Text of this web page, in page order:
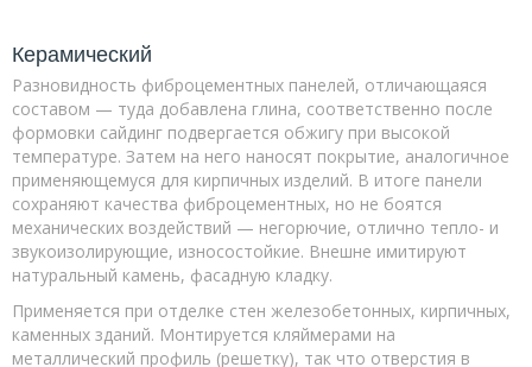
Керамический
Разновидность фиброцементных панелей, отличающаяся
составом — туда добавлена глина, соответственно после
формовки сайдинг подвергается обжигу при высокой
температуре. Затем на него наносят покрытие, аналогичное
применяющемуся для кирпичных изделий. В итоге панели
сохраняют качества фиброцементных, но не боятся
механических воздействий — негорючие, отлично тепло- и
звукоизолирующие, износостойкие. Внешне имитируют
натуральный камень, фасадную кладку.
Применяется при отделке стен железобетонных, кирпичных,
каменных зданий. Монтируется кляймерами на
металлический профиль (решетку), так что отверстия в